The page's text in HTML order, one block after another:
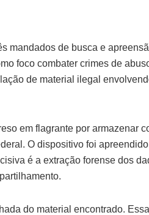
mandados de busca e
foco combater crimes de
de material ilegal
em flagrante por
O dispositivo foi
é a extração forense dos
do material encontrado.